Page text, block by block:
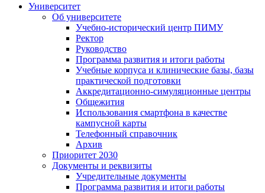
Университет
Об университете
Учебно-исторический центр ПИМУ
Ректор
Руководство
Программа развития и итоги работы
Учебные корпуса и клинические базы, базы
практической подготовки
Аккредитационно-симуляционные центры
Общежития
Использования смартфона в качестве
кампусной карты
Телефонный справочник
Архив
Приоритет 2030
Документы и реквизиты
Учредительные документы
Программа развития и итоги работы